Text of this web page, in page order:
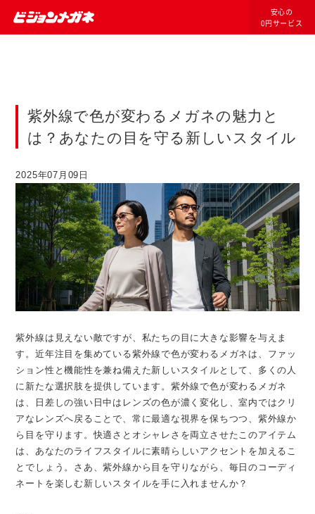
安心の
0円サービス
紫外線で色が変わるメガネの魅力と
は？あなたの目を守る新しいスタイル
2025年07月09日
紫外線は見えない敵ですが、私たちの目に大きな影響を与えま
す。近年注目を集めている紫外線で色が変わるメガネは、ファッ
ション性と機能性を兼ね備えた新しいスタイルとして、多くの人
に新たな選択肢を提供しています。紫外線で色が変わるメガネ
は、日差しの強い日中はレンズの色が濃く変化し、室内ではクリ
アなレンズへ戻ることで、常に最適な視界を保ちつつ、紫外線か
ら目を守ります。快適さとオシャレさを両立させたこのアイテム
は、あなたのライフスタイルに素晴らしいアクセントを加えるこ
とでしょう。さあ、紫外線から目を守りながら、毎日のコーディ
ネートを楽しむ新しいスタイルを手に入れませんか？